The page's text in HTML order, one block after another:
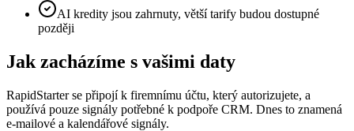
AI kredity jsou zahrnuty, větší tarify budou dostupné
později
Jak zacházíme s vašimi daty
RapidStarter se připojí k firemnímu účtu, který autorizujete, a
používá pouze signály potřebné k podpoře CRM. Dnes to znamená
e-mailové a kalendářové signály.